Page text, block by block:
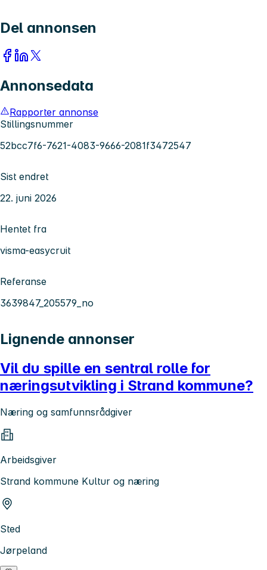
Del annonsen
Annonsedata
Rapporter annonse
Stillingsnummer
52bcc7f6-7621-4083-9666-2081f3472547
Sist endret
22. juni 2026
Hentet fra
visma-easycruit
Referanse
3639847_205579_no
Lignende annonser
Vil du spille en sentral rolle for
næringsutvikling i Strand kommune?
Næring og samfunnsrådgiver
Arbeidsgiver
Strand kommune Kultur og næring
Sted
Jørpeland